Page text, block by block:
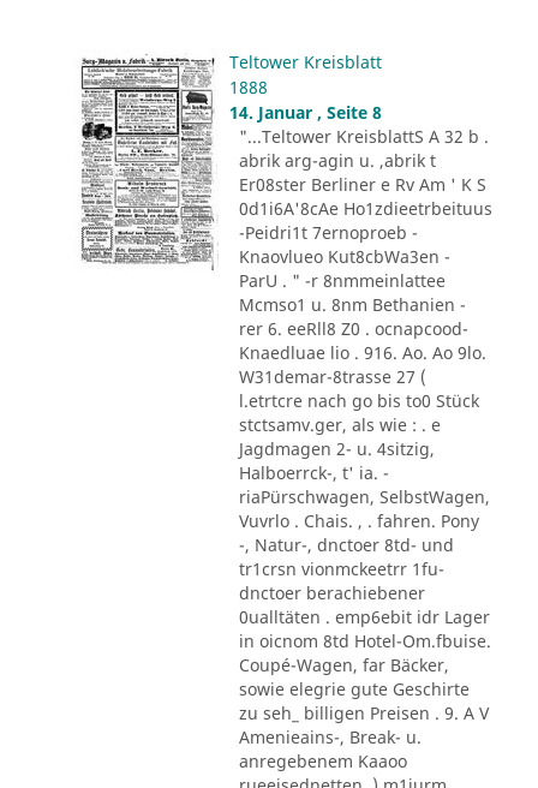
Teltower Kreisblatt
1888
14. Januar , Seite 8
"...Teltower KreisblattS A 32 b .
abrik arg-agin u. ,abrik t
Er08ster Berliner e Rv Am ' K S
0d1i6A'8cAe Ho1zdieetrbeituus
-Peidri1t 7ernoproeb -
Knaovlueo Kut8cbWa3en -
ParU . " -r 8nmmeinlattee
Mcmso1 u. 8nm Bethanien -
rer 6. eeRll8 Z0 . ocnapcood-
Knaedluae lio . 916. Ao. Ao 9lo.
W31demar-8trasse 27 (
l.etrtcre nach go bis to0 Stück
stctsamv.ger, als wie : . e
Jagdmagen 2- u. 4sitzig,
Halboerrck-, t' ia. -
riaPürschwagen, SelbstWagen,
Vuvrlo . Chais. , . fahren. Pony
-, Natur-, dnctoer 8td- und
tr1crsn vionmckeetrr 1fu-
dnctoer berachiebener
0ualltäten . emp6ebit idr Lager
in oicnom 8td Hotel-Om.fbuise.
Coupé-Wagen, far Bäcker,
sowie elegrie gute Geschirte
zu seh_ billigen Preisen . 9. A V
Amenieains-, Break- u.
anregebenem Kaaoo